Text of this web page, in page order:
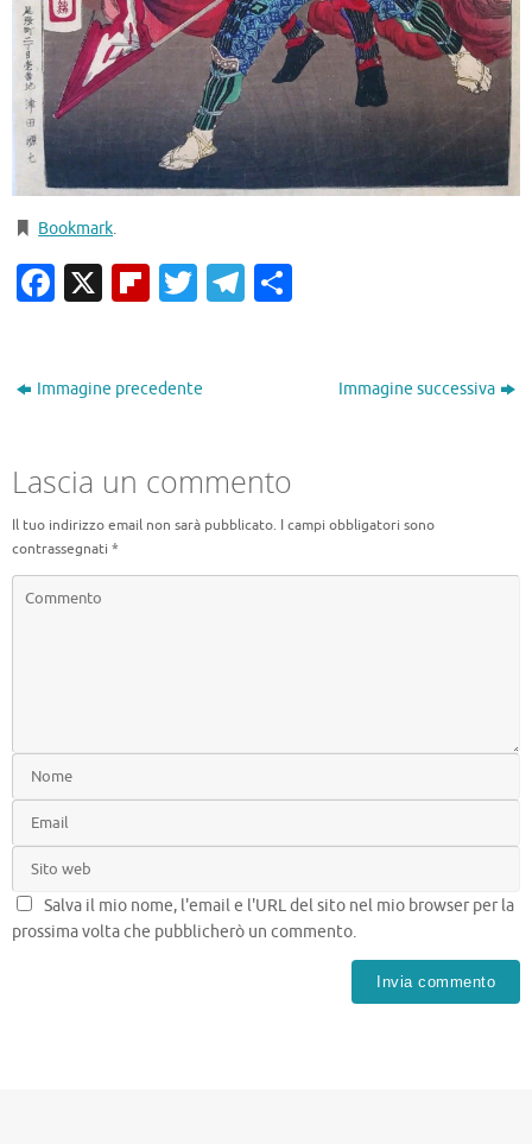
Bookmark.
Facebook
X Flipboard
TwitterTelegram
Immagine precedente Immagine successiva
Lascia un commento
Il tuo indirizzo email non sarà pubblicato. I campi obbligatori sono
contrassegnati *
Salva il mio nome, l'email e l'URL del sito nel mio browser per la
prossima volta che pubblicherò un commento.